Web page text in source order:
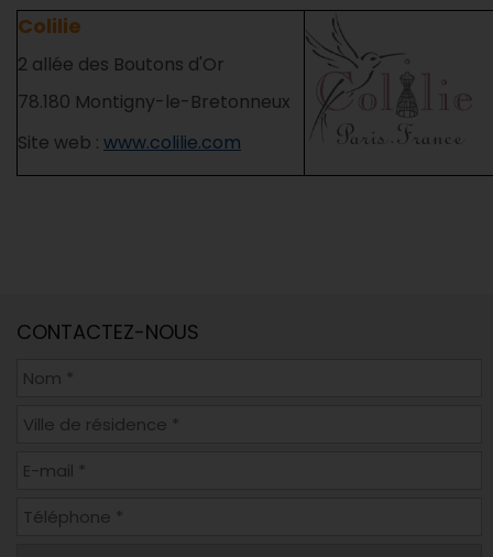
Colilie
2 allée des Boutons d'Or
78.180 Montigny-le-Bretonneux
Site web : www.colilie.com
CONTACTEZ-NOUS